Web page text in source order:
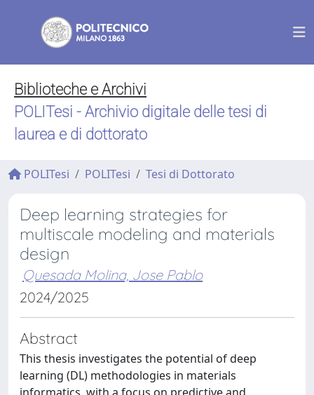
Biblioteche e Archivi
POLITesi - Archivio digitale delle tesi di
laurea e di dottorato
POLITesi POLITesi Tesi di Dottorato
Deep learning strategies for
multiscale modeling and materials
design
Quesada Molina, Jose Pablo
2024/2025
Abstract
This thesis investigates the potential of deep
learning (DL) methodologies in materials